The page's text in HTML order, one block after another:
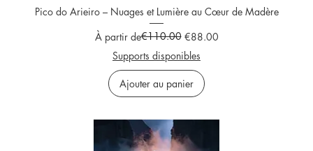
Pico do Arieiro – Nuages et Lumière au Cœur de Madère
À partir de
Prix original€110.00 €88.00
Prix promotionnel
Supports disponibles
Ajouter au panier